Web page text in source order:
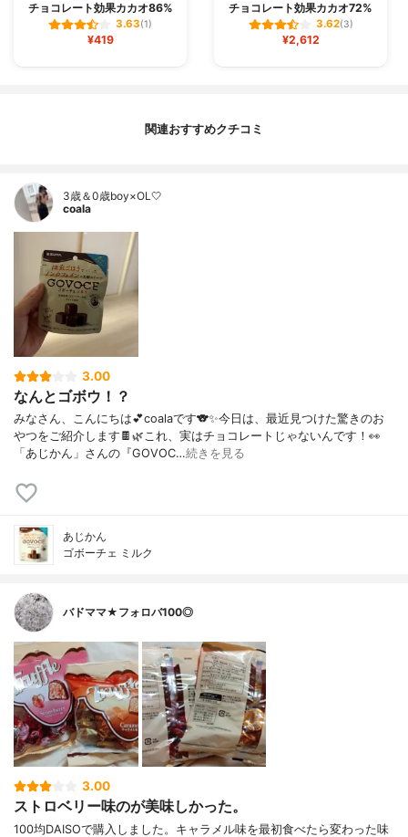
チョコレート効果カカオ86%
3.63(1)
¥419
チョコレート効果カカオ72%
3.62(3)
¥2,612
関連おすすめクチコミ
3歳＆0歳boy×OL🤍
coala
3.00
なんとゴボウ！？
みなさん、こんにちは💕coalaです🐨✨今日は、最近見つけた驚きのお
やつをご紹介します🍫🌿これ、実はチョコレートじゃないんです！👀
「あじかん」さんの『GOVOC…続きを見る
あじかん
ゴボーチェ ミルク
バドママ★フォロバ100◎
3.00
ストロベリー味のが美味しかった。
100均DAISOで購入しました。キャラメル味を最初食べたら変わった味